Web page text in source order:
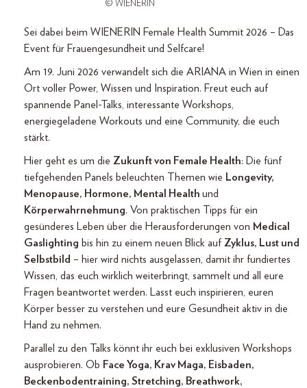
© WIENERIN
Sei dabei beim WIENERIN Female Health Summit 2026 – Das
Event für Frauengesundheit und Selfcare!
Am 19. Juni 2026 verwandelt sich die ARIANA in Wien in einen
Ort voller Power, Wissen und Inspiration. Freut euch auf
spannende Panel-Talks, interessante Workshops,
energiegeladene Workouts und eine Community, die euch
stärkt.
Hier geht es um die Zukunft von Female Health: Die fünf
tiefgehenden Panels beleuchten Themen wie Longevity,
Menopause, Hormone, Mental Health und
Körperwahrnehmung. Von praktischen Tipps für ein
gesünderes Leben über die Herausforderungen von Medical
Gaslighting bis hin zu einem neuen Blick auf Zyklus, Lust und
Selbstbild – hier wird nichts ausgelassen, damit ihr fundiertes
Wissen, das euch wirklich weiterbringt, sammelt und all eure
Fragen beantwortet werden. Lasst euch inspirieren, euren
Körper besser zu verstehen und eure Gesundheit aktiv in die
Hand zu nehmen.
Parallel zu den Talks könnt ihr euch bei exklusiven Workshops
ausprobieren. Ob Face Yoga, Krav Maga, Eisbaden,
Beckenbodentraining, Stretching, Breathwork,